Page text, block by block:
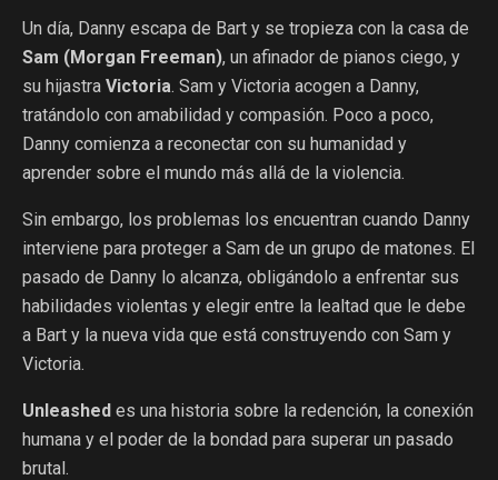
Un día, Danny escapa de Bart y se tropieza con la casa de
Sam (Morgan Freeman), un afinador de pianos ciego, y
su hijastra Victoria. Sam y Victoria acogen a Danny,
tratándolo con amabilidad y compasión. Poco a poco,
Danny comienza a reconectar con su humanidad y
aprender sobre el mundo más allá de la violencia.
Sin embargo, los problemas los encuentran cuando Danny
interviene para proteger a Sam de un grupo de matones. El
pasado de Danny lo alcanza, obligándolo a enfrentar sus
habilidades violentas y elegir entre la lealtad que le debe
a Bart y la nueva vida que está construyendo con Sam y
Victoria.
Unleashed es una historia sobre la redención, la conexión
humana y el poder de la bondad para superar un pasado
brutal.